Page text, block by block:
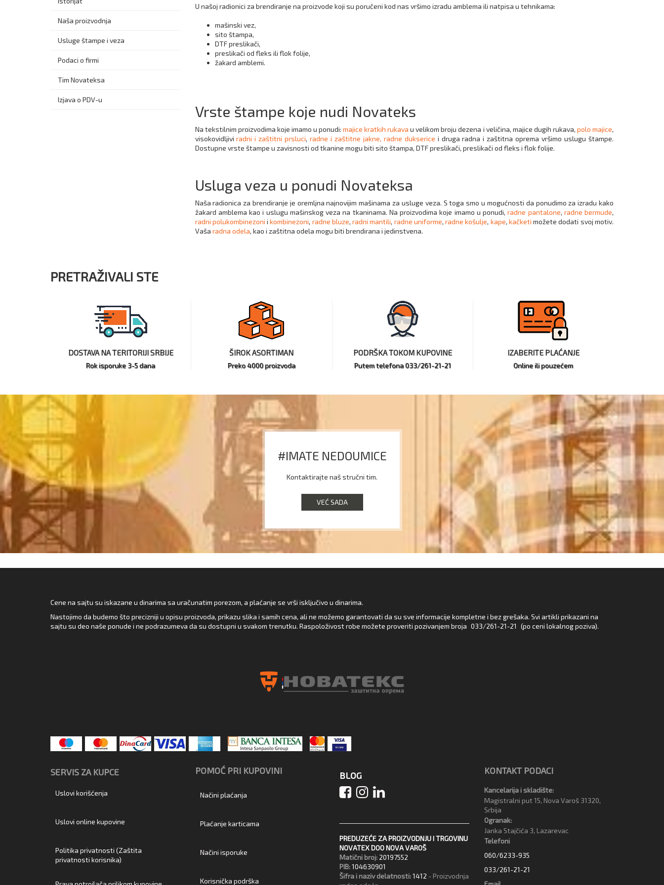
Naša proizvodnja
Usluge štampe i veza
Podaci o firmi
Tim Novateksa
Izjava o PDV-u
U našoj radionici za brendiranje na proizvode koji su poručeni kod nas vršimo izradu amblema ili natpisa u tehnikama:
mašinski vez,
sito štampa,
DTF preslikači,
preslikači od fleks ili flok folije,
žakard amblemi.
Vrste štampe koje nudi Novateks
Na tekstilnim proizvodima koje imamo u ponudi:majice kratkih rukava u velikom broju dezena i veličina, majice dugih rukava, polo majice,
visokovidljiviradni i zaštitni prsluci,radne i zaštitne jakne, radne dukserice i druga radna i zaštitna oprema vršimo uslugu štampe.
Dostupne vrste štampe u zavisnosti od tkanine mogu biti sito štampa, DTF preslikači, preslikači od fleks i flok folije.
Usluga veza u ponudi Novateksa
Naša radionica za brendiranje je oremljna najnovijim mašinama za usluge veza. S toga smo u mogućnosti da ponudimo za izradu kako
žakard amblema kao i uslugu mašinskog veza na tkaninama. Na proizvodima koje imamo u ponudi,radne pantalone, radne bermude,
radni polukombinezoni ikombinezoni, radne bluze,radni mantili, radne uniforme,radne košulje, kape, kačketimožete dodati svoj motiv.
Vaša radna odela, kao i zaštitna odela mogu biti brendirana i jedinstvena.
PRETRAŽIVALI STE
DOSTAVA NA TERITORIJI SRBIJE
Rok isporuke 3-5 dana
ŠIROK ASORTIMAN
Preko 4000 proizvoda
PODRŠKA TOKOM KUPOVINE
Putem telefona 033/261-21-21
IZABERITE PLAĆANJE
Online ili pouzećem
#IMATE NEDOUMICE
Kontaktirajte naš stručni tim.
VEĆ SADA
Cene na sajtu su iskazane u dinarima sa uračunatim porezom, a plaćanje se vrši isključivo u dinarima.
Nastojimo da budemo što precizniji u opisu proizvoda, prikazu slika i samih cena, ali ne možemo garantovati da su sve informacije kompletne i bez grešaka. Svi artikli prikazani na
sajtu su deo naše ponude i ne podrazumeva da su dostupni u svakom trenutku. Raspoloživost robe možete proveriti pozivanjem broja 033/261-21-21 (po ceni lokalnog poziva).
SERVIS ZA KUPCE
Uslovi korišćenja
Uslovi online kupovine
Politika privatnosti (Zaštita
privatnosti korisnika)
POMOĆ PRI KUPOVINI
Načini plaćanja
Plaćanje karticama
Načini isporuke
Korisnička podrška
BLOG
PREDUZEĆE ZA PROIZVODNJU I TRGOVINU
NOVATEX DOO NOVA VAROŠ
Matični broj: 20197552
PIB:104630901
Šifra i naziv delatnosti:1412 - Proizvodnja
KONTAKT PODACI
Kancelarija i skladište:
Magistralni put 15, Nova Varoš 31320,
Srbija
Ogranak:
Janka Stajčića 3, Lazarevac
Telefoni
060/6233-935
033/261-21-21